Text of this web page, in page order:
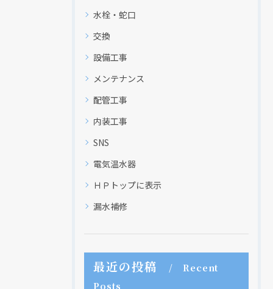
水栓・蛇口
交換
設備工事
メンテナンス
配管工事
内装工事
SNS
電気温水器
ＨＰトップに表示
漏水補修
最近の投稿
Recent
Posts
クリックでチラシのページにジャンプします
クリックでチラシのページにジャンプします